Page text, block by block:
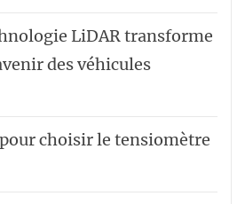
LiDAR transforme
des véhicules
choisir le tensiomètre